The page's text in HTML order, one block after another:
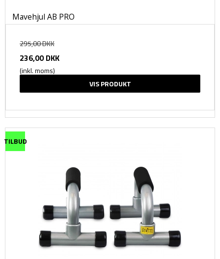
Mavehjul AB PRO
295,00 DKK
236,00 DKK
(inkl. moms)
VIS PRODUKT
TILBUD